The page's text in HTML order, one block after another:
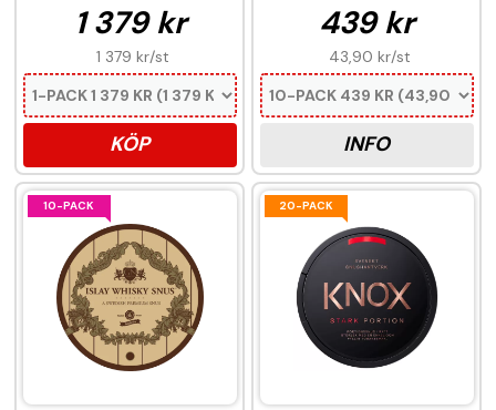
1 379 kr
1 379 kr/st
KÖP
439 kr
43,90 kr/st
INFO
10-PACK 20-PACK